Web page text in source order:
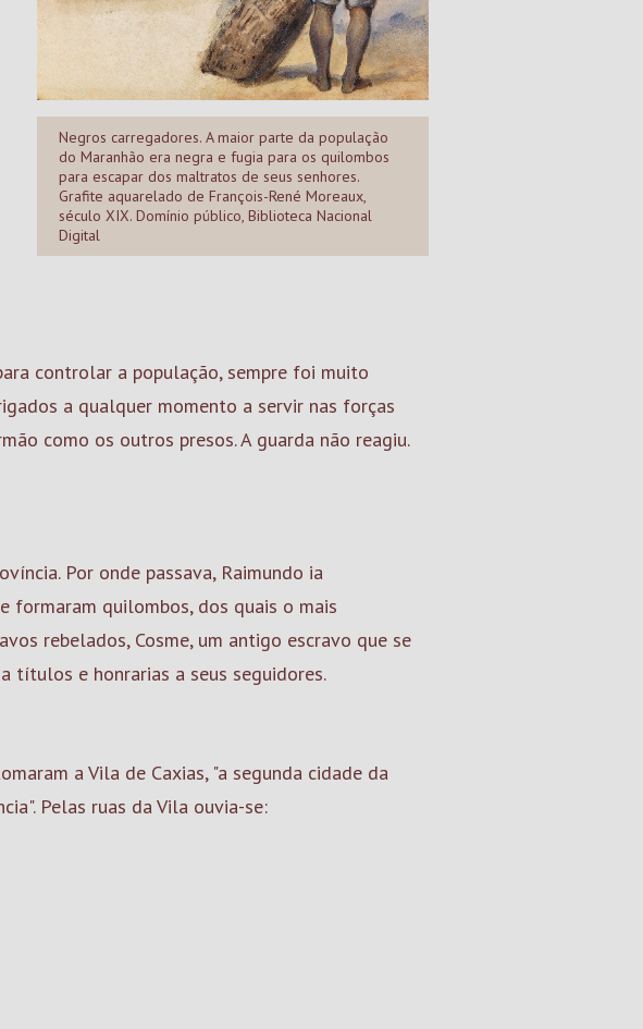
Negros carregadores. A maior parte da população
do Maranhão era negra e fugia para os quilombos
para escapar dos maltratos de seus senhores.
Grafite aquarelado de François-René Moreaux,
século XIX. Domínio público, Biblioteca Nacional
Digital
controlar a população, sempre foi muito
a qualquer momento a servir nas forças
como os outros presos. A guarda não reagiu.
Por onde passava, Raimundo ia
formaram quilombos, dos quais o mais
rebelados, Cosme, um antigo escravo que se
títulos e honrarias a seus seguidores.
a Vila de Caxias, "a segunda cidade da
Pelas ruas da Vila ouvia-se: